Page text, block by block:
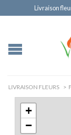
Livraison
LIVRAISON FLEURS >
+
−